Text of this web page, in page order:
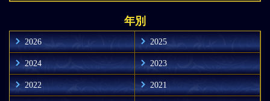
年別
2026 2025
2024 2023
2022 2021